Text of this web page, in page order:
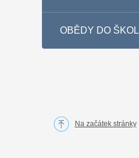
OBĚDY DO ŠKOL
Na začátek stránky